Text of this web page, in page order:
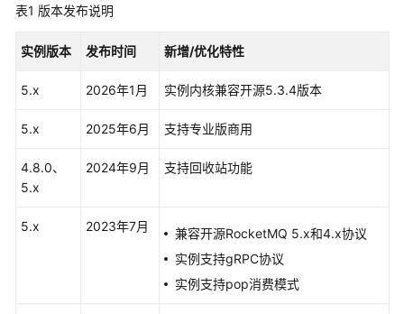
公
版
表1 版本发布说明
实例版本 发布时间 新增/优化特性
5.x 2026年1月 实例内核兼容开源5.3.4版本
5.x 2025年6月 支持专业版商用
4.8.0、
5.x
2024年9月 支持回收站功能
5.x 2023年7月
兼容开源RocketMQ 5.x和4.x协议
实例支持gRPC协议
实例支持pop消费模式